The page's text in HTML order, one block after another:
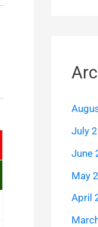
July
June
May
April